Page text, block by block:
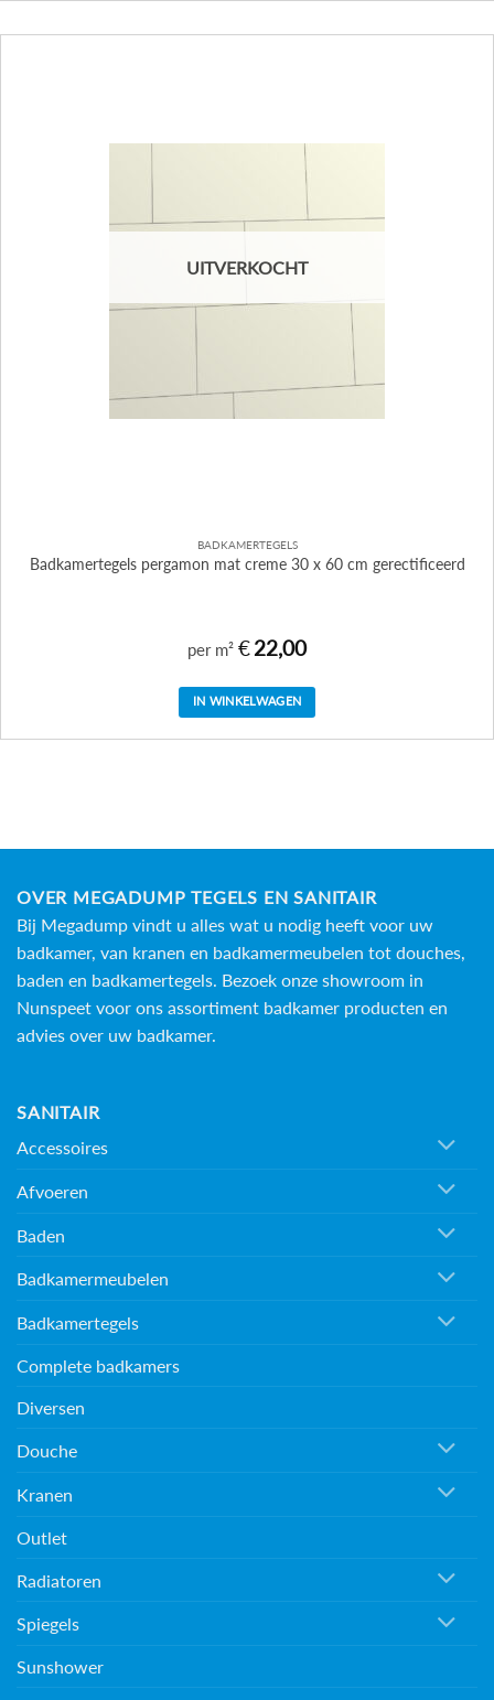
UITVERKOCHT
BADKAMERTEGELS
Badkamertegels pergamon mat creme 30 x 60 cm gerectificeerd
per m² €22,00
IN WINKELWAGEN
OVER MEGADUMP TEGELS EN SANITAIR
Bij Megadump vindt u alles wat u nodig heeft voor uw
badkamer, van kranen en badkamermeubelen tot douches,
baden en badkamertegels. Bezoek onze showroom in
Nunspeet voor ons assortiment badkamer producten en
advies over uw badkamer.
SANITAIR
Accessoires
Afvoeren
Baden
Badkamermeubelen
Badkamertegels
Complete badkamers
Diversen
Douche
Kranen
Outlet
Radiatoren
Spiegels
Sunshower